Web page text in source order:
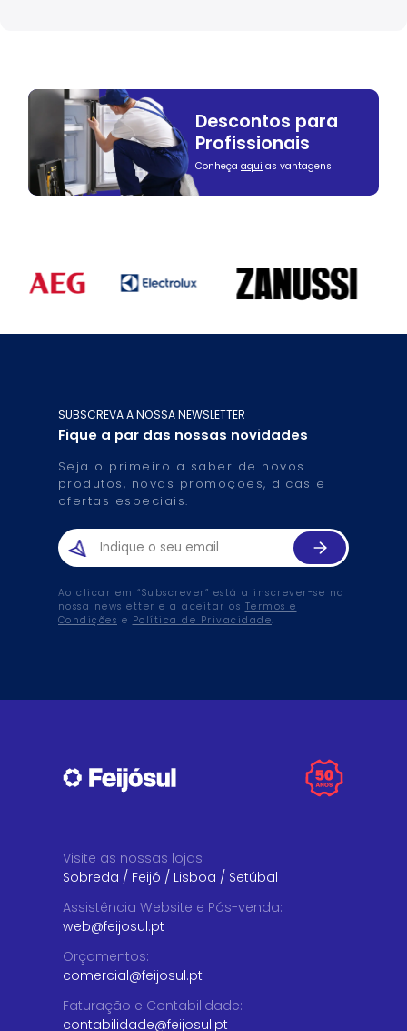
Descontos para
Profissionais
Conheça aqui as vantagens
SUBSCREVA A NOSSA NEWSLETTER
Fique a par das nossas novidades
Seja o primeiro a saber de novos
produtos, novas promoções, dicas e
ofertas especiais.
Ao clicar em “Subscrever” está a inscrever-se na
nossa newsletter e a aceitar os Termos e
Condições e Política de Privacidade.
Visite as nossas lojas
Sobreda / Feijó / Lisboa / Setúbal
Assistência Website e Pós-venda:
web@feijosul.pt
Orçamentos:
comercial@feijosul.pt
Faturação e Contabilidade:
contabilidade@feijosul.pt